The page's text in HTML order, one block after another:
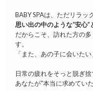
BABY SPAは、ただリラッ
思い出の中のような“安心”
だからこそ、訪れた方の
す。
「また、あの子に会いたい
日常の疲れをそっと脱ぎ捨
あなたが“本当に求めてい